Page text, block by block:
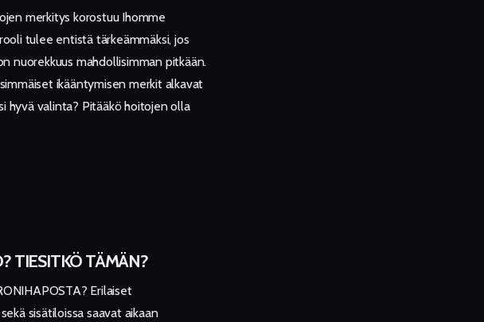
merkitys korostuu Ihomme
tulee entistä tärkeämmäksi, jos
nuorekkuus mahdollisimman pitkään.
ikääntymisen merkit alkavat
hyvä valinta? Pitääkö hoitojen olla
TIESITKÖ TÄMÄN?
Erilaiset
sisätiloissa saavat aikaan